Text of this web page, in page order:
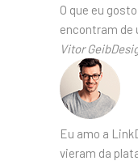
O que eu
encontram de
Vitor
Eu amo a
vieram da